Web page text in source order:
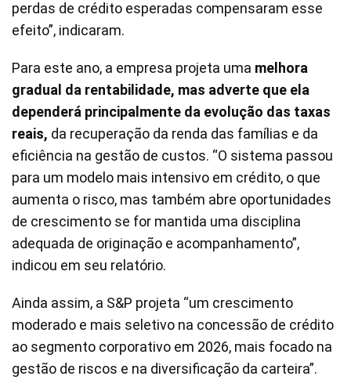
perdas de crédito esperadas compensaram esse
efeito”, indicaram.
Para este ano, a empresa projeta uma melhora
gradual da rentabilidade, mas adverte que ela
dependerá principalmente da evolução das taxas
reais, da recuperação da renda das famílias e da
eficiência na gestão de custos. “O sistema passou
para um modelo mais intensivo em crédito, o que
aumenta o risco, mas também abre oportunidades
de crescimento se for mantida uma disciplina
adequada de originação e acompanhamento”,
indicou em seu relatório.
Ainda assim, a S&P projeta “um crescimento
moderado e mais seletivo na concessão de crédito
ao segmento corporativo em 2026, mais focado na
gestão de riscos e na diversificação da carteira”.